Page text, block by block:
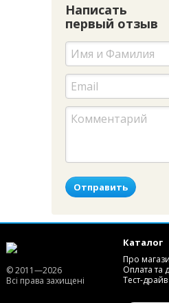
Написать
первый отзыв
Отправить
© 2011—2026
Всі права захищені
Каталог
Про
Оплата та
Тест-драйв